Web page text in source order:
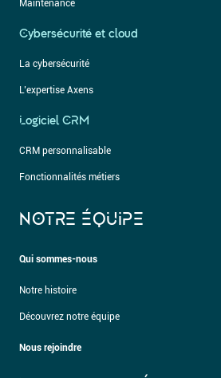
Maintenance
Cybersécurité et cloud
La cybersécurité
L’expertise Axens
Logiciel CRM
CRM personnalisable
Fonctionnalités métiers
NOTRE ÉQUIPE
Qui sommes-nous
Notre histoire
Découvrez notre équipe
Nous rejoindre